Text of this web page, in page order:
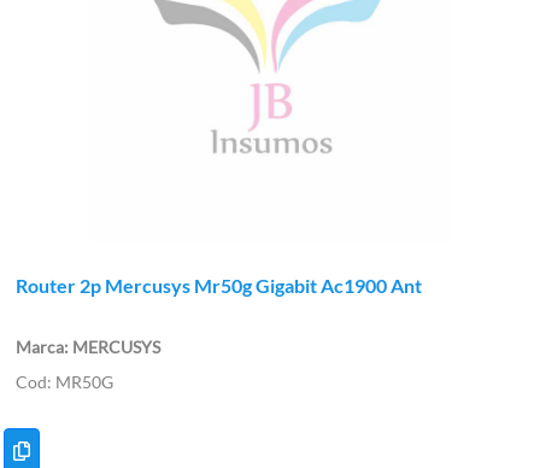
Router 2p Mercusys Mr50g Gigabit Ac1900 Ant
MERCUSYS
MR50G